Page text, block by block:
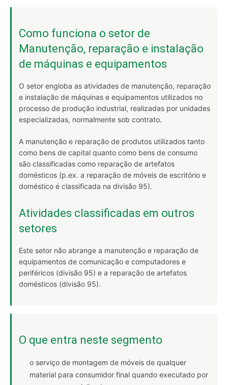
Como funciona o setor de
Manutenção, reparação e instalação
de máquinas e equipamentos
O setor engloba as atividades de manutenção, reparação
e instalação de máquinas e equipamentos utilizados no
processo de produção industrial, realizadas por unidades
especializadas, normalmente sob contrato.
A manutenção e reparação de produtos utilizados tanto
como bens de capital quanto como bens de consumo
são classificadas como reparação de artefatos
domésticos (p.ex. a reparação de móveis de escritório e
doméstico é classificada na divisão 95).
Atividades classificadas em outros
setores
Este setor não abrange a manutenção e reparação de
equipamentos de comunicação e computadores e
periféricos (divisão 95) e a reparação de artefatos
domésticos (divisão 95).
O que entra neste segmento
o serviço de montagem de móveis de qualquer
material para consumidor final quando executado por